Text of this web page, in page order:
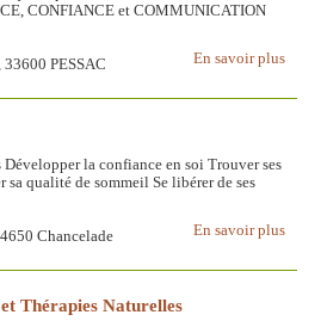
CONFIANCE et COMMUNICATION
En savoir plus
33600 PESSAC
Développer la confiance en soi Trouver ses
sa qualité de sommeil Se libérer de ses
En savoir plus
Chancelade
Thérapies Naturelles